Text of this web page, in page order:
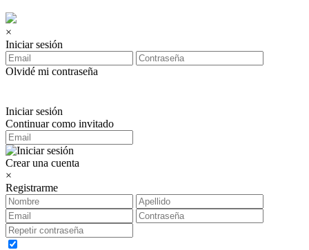
×
Iniciar sesión
Olvidé mi contraseña
Iniciar sesión
Continuar como invitado
Crear una cuenta
×
Registrarme